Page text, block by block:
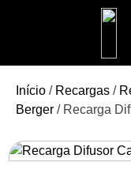
Início / Recargas /
Berger / Recarga